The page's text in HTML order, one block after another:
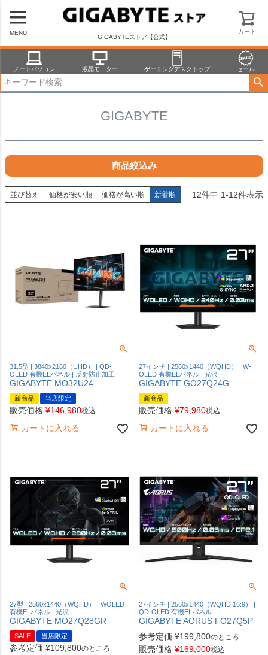
MENU
GIGABYTEストア【公式】
カート
ノートパソコン 液晶モニター ゲーミングデスクトップ セール
液晶モニター GIGABYTE
GIGABYTE
商品絞込み
並び替え 価格が安い順 価格が高い順 新着順 12件中 1-12件表示
31.5型 | 3840x2160（UHD） | QD-
OLED 有機ELパネル | 反射防止加工
GIGABYTE MO32U24
新商品 当店限定
販売価格 ¥146,980税込
カートに入れる
27インチ | 2560x1440（WQHD） | W-
OLED 有機ELパネル | 光沢
GIGABYTE GO27Q24G
新商品
販売価格 ¥79,980税込
カートに入れる
27型 | 2560x1440（WQHD） | WOLED
有機ELパネル | 光沢
GIGABYTE MO27Q28GR
SALE 当店限定
参考定価 ¥109,800のところ
27インチ | 2560x1440（WQHD 16:9） |
QD-OLED 有機ELパネル
GIGABYTE AORUS FO27Q5P
参考定価 ¥199,800のところ
販売価格 ¥169,000税込